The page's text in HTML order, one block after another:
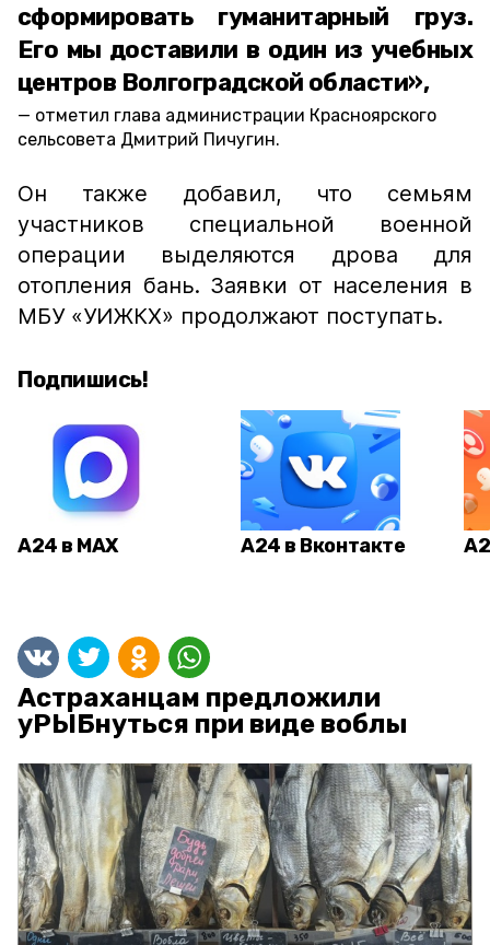
сформировать гуманитарный груз.
Его мы доставили в один из учебных
центров Волгоградской области»,
отметил глава администрации Красноярского
сельсовета Дмитрий Пичугин.
Он также добавил, что семьям
участников специальной военной
операции выделяются дрова для
отопления бань. Заявки от населения в
МБУ «УИЖКХ» продолжают поступать.
Подпишись!
А24 в MAX А24 в Вконтакте
Астраханцам предложили
уРЫБнуться при виде воблы